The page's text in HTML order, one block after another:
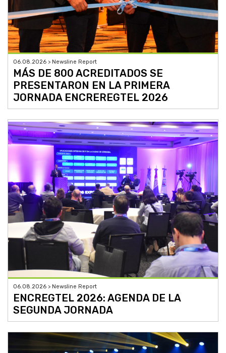
06.08.2026 > Newsline Report
MÁS DE 800 ACREDITADOS SE
PRESENTARON EN LA PRIMERA
JORNADA ENCREREGTEL 2026
06.08.2026 > Newsline Report
ENCREGTEL 2026: AGENDA DE LA
SEGUNDA JORNADA